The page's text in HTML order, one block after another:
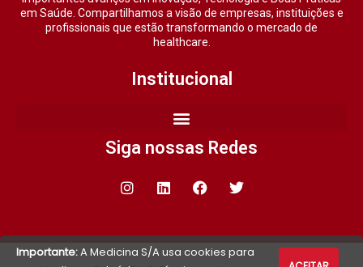
em Saúde. Compartilhamos a visão de empresas, instituições e
profissionais que estão transformando o mercado de
healthcare.
Institucional
Siga nossas Redes
Importante:A Medicina S/A usa cookies para